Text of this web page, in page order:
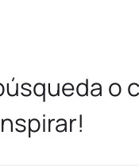
o